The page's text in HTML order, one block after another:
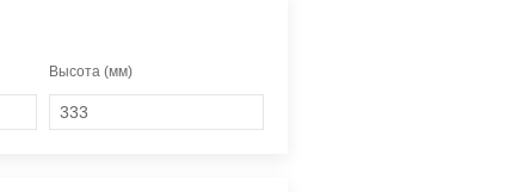
Высота (мм)